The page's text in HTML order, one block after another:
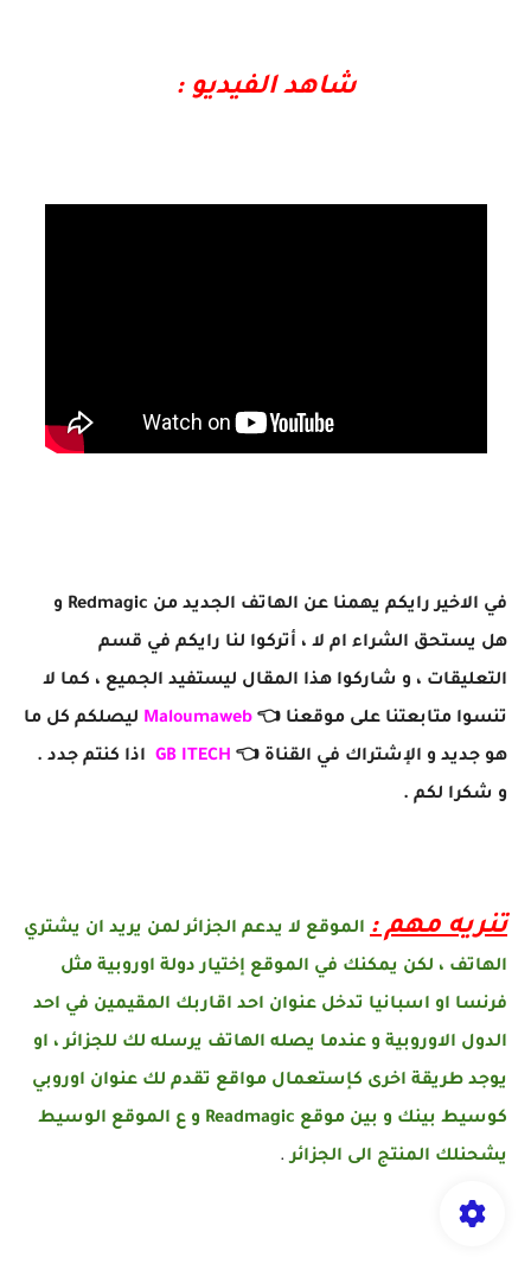
شاهد الفيديو :
في الاخير رايكم يهمنا عن الهاتف الجديد من Redmagic و
هل يستحق الشراء ام لا ، أتركوا لنا رايكم في قسم
التعليقات ، و شاركوا هذا المقال ليستفيد الجميع ، كما لا
تنسوا متابعتنا على موقعنا 👈 Maloumaweb ليصلكم كل ما
هو جديد و الإشتراك في القناة 👈 GB ITECH اذا كنتم جدد .
و شكرا لكم .
تنريه مهم : الموقع لا يدعم الجزائر لمن يريد ان يشتري
الهاتف ، لكن يمكنك في الموقع إختيار دولة اوروبية مثل
فرنسا او اسبانيا تدخل عنوان احد اقاربك المقيمين في احد
الدول الاوروبية و عندما يصله الهاتف يرسله لك للجزائر ، او
يوجد طريقة اخرى كإستعمال مواقع تقدم لك عنوان اوروبي
كوسيط بينك و بين موقع Readmagic و ع الموقع الوسيط
يشحنلك المنتج الى الجزائر .